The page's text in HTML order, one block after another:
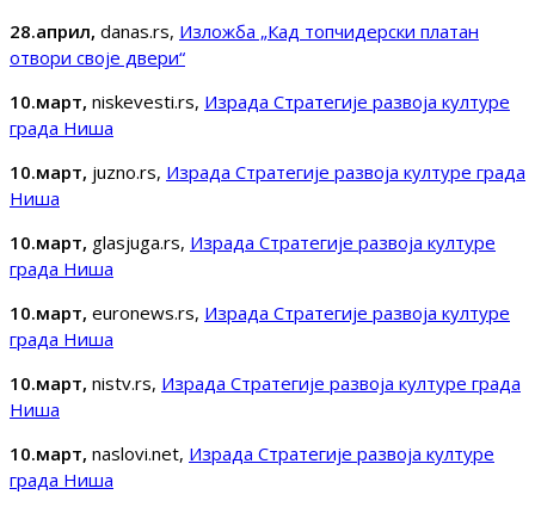
28.април, danas.rs, Изложба „Кад топчидерски платан
отвори своје двери“
10.март, niskevesti.rs, Израда Стратегије развоја културе
града Ниша
10.март, juzno.rs, Израда Стратегије развоја културе града
Ниша
10.март, glasjuga.rs, Израда Стратегије развоја културе
града Ниша
10.март, euronews.rs, Израда Стратегије развоја културе
града Ниша
10.март, nistv.rs, Израда Стратегије развоја културе града
Ниша
10.март, naslovi.net, Израда Стратегије развоја културе
града Ниша